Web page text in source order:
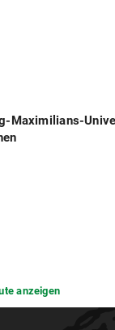
Maximilians-
anzeigen